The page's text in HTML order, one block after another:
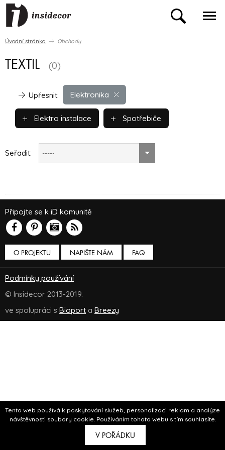
Tento web používá k poskytování služeb, personalizaci reklam a analýze
návštěvnosti soubory cookie. Používáním tohoto webu s tím souhlasíte.
V POŘÁDKU
Úvodní stránka Obchody
TEXTIL (0)
Elektronika
Upřesnit:
Elektro instalace Spotřebiče
Seřadit: -----
O PROJEKTU NAPIŠTE NÁM
Připojte se k iD komunitě
FAQ
Podmínky používání
© Insidecor 2013-2019.
ve spolupráci s Bioport a Breezy